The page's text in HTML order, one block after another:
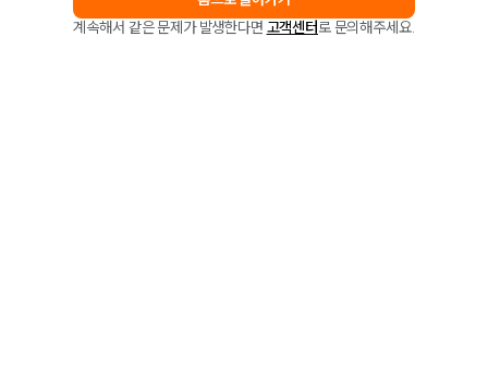
계속해서 같은 문제가 발생한다면 고객센터로 문의해주세요.